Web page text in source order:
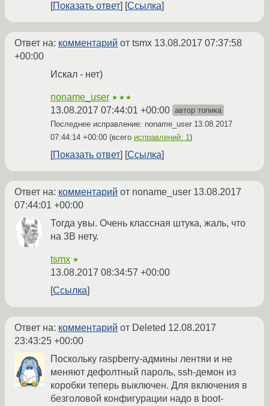
Показать ответ
Ссылка
Ответ на: комментарий от tsmx 13.08.2017 07:37:58
+00:00
Искал - нет)
noname_user ★★★
13.08.2017 07:44:01 +00:00 автор топика
Последнее исправление: noname_user 13.08.2017
07:44:14 +00:00 (всего исправлений: 1)
Показать ответ Ссылка
Ответ на: комментарий от noname_user 13.08.2017
07:44:01 +00:00
Тогда увы. Очень классная штука, жаль, что
на 3B нету.
tsmx ★
13.08.2017 08:34:57 +00:00
Ссылка
Ответ на: комментарий от Deleted 12.08.2017
23:43:25 +00:00
Поскольку raspberry-админы лентяи и не
меняют дефолтный пароль, ssh-демон из
коробки теперь выключен. Для включения в
безголовой конфигурации надо в boot-